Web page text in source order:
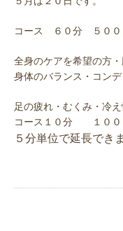
コース ６０分 ５００
全身のケアを希望の方
身体のバランス・コン
足の疲れ・むくみ・冷
コース１０分 １００
５分単位で延長でき